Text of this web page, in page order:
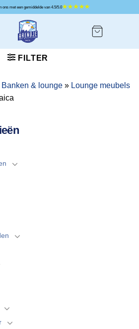
waarderen ons met een gemiddelde van 4.5/5.0
FILTER
Banken & lounge » Lounge meubels